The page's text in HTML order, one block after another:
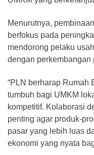
Menurutnya,
berfokus pada
mendorong pelaku
dengan perkembangan
“PLN berharap Rumah
tumbuh bagi UMKM
kompetitif. Kolaborasi
penting agar produk-
pasar yang lebih luas
ekonomi yang nyata